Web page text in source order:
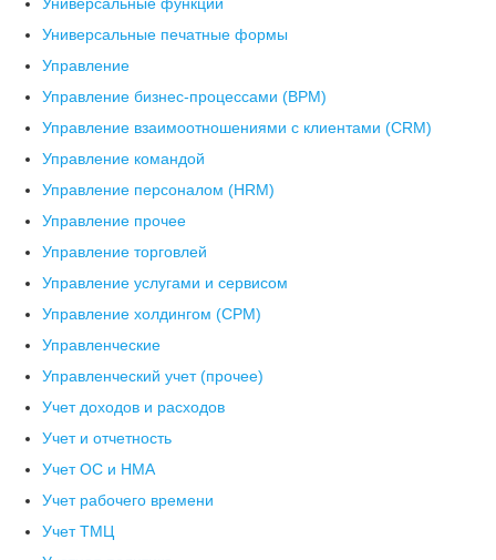
Универсальные печатные формы
Управление
Управление бизнес-процессами (BPM)
Управление взаимоотношениями с клиентами (СRM)
Управление командой
Управление персоналом (HRM)
Управление прочее
Управление торговлей
Управление услугами и сервисом
Управление холдингом (CPM)
Управленческие
Управленческий учет (прочее)
Учет доходов и расходов
Учет и отчетность
Учет ОС и НМА
Учет рабочего времени
Учет ТМЦ